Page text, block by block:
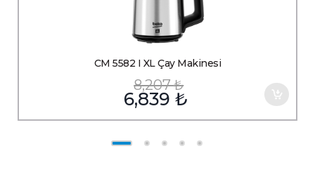
CM 5582 I XL Çay Makinesi
8,207₺
6,839₺